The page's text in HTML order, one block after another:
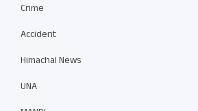
Crime
Accident
Himachal News
UNA